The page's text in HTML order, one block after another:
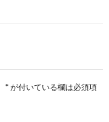
*が付いている欄は必須項